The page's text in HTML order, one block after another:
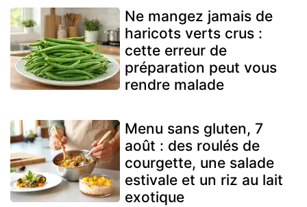
Ne mangez jamais de
haricots verts crus :
cette erreur de
préparation peut vous
rendre malade
Menu sans gluten, 7
août : des roulés de
courgette, une salade
estivale et un riz au lait
exotique